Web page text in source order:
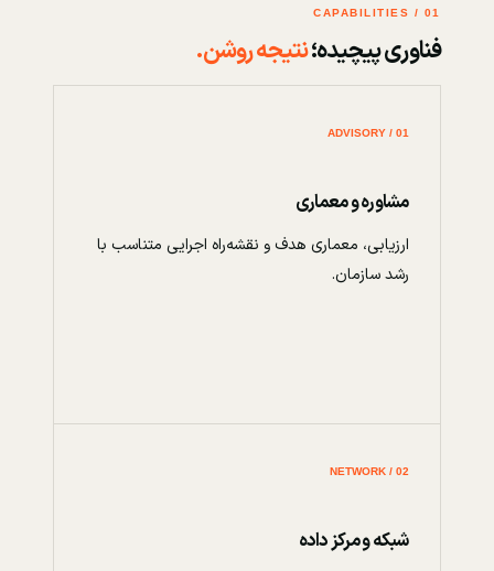
01 / CAPABILITIES
فناوری پیچیده؛نتیجه روشن.
01 / ADVISORY
مشاوره و معماری
ارزیابی، معماری هدف و نقشه‌راه اجرایی متناسب با
رشد سازمان.
02 / NETWORK
شبکه و مرکز داده